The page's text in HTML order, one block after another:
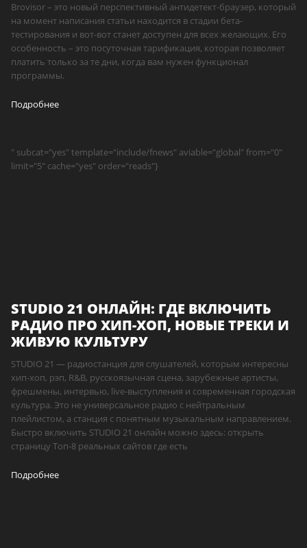
Brovisor – это новый перспективный антидетект-браузер, который
на момент написания статьи находится в стадии бета-
тестирования и вот-вот станет доступен для всех желающих. Его
особенность – это посуточная тарификация, которая позволяет
платить только за те дни, когда вам нужен функционал
программы.
Подробнее
" subcat="yes" template="include/fnews" aviable="global" from="0"
limit="5" cache="yes" order="reads"}
STUDIO 21 ОНЛАЙН: ГДЕ ВКЛЮЧИТЬ
РАДИО ПРО ХИП-ХОП, НОВЫЕ ТРЕКИ И
ЖИВУЮ КУЛЬТУРУ
STUDIO 21 — радиостанция для слушателей, которым интересны
хип-хоп, рэп, R&B, русскоязычная сцена, зарубежные артисты,
фрешмены, интервью, live-выступления и современная городская
культура. Это не универсальное радио с нейтральным
плейлистом, а станция с понятным музыкальным направлением.
Быстро включить STUDIO 21 онлайн можно здесь: открыть
страницу Топ-8 реальных сайтов где есть
Подробнее